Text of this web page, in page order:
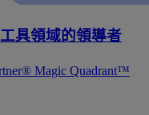
具領域的領導者
Magic Quadrant™